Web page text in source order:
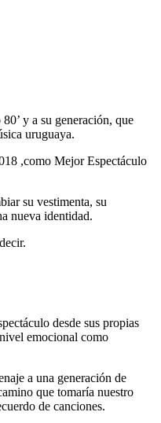
y a su generación, que
uruguaya.
,como Mejor Espectáculo
su vestimenta, su
nueva identidad.
desde sus propias
emocional como
a una generación de
que tomaría nuestro
de canciones.